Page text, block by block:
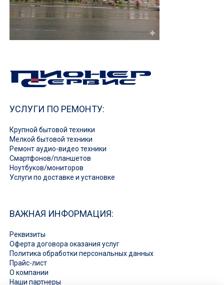
УСЛУГИ ПО РЕМОНТУ:
Крупной бытовой техники
Мелкой бытовой техники
Ремонт аудио-видео техники
Смартфонов/планшетов
Ноутбуков/мониторов
Услуги по доставке и установке
ВАЖНАЯ ИНФОРМАЦИЯ:
Реквизиты
Оферта договора оказания услуг
Политика обработки персональных данных
Прайс-лист
О компании
Наши партнеры